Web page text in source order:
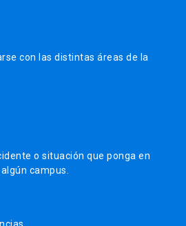
con las distintas áreas de la
o situación que ponga en
campus.